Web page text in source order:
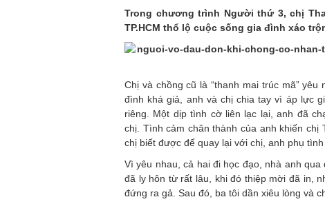
Trong chương trình Người thứ 3, chị
TP.HCM thổ lộ cuộc sống gia đình xáo
Chị và chồng cũ là “thanh mai trúc mã”
đình khá giả, anh và chị chia tay vì áp lực
riêng. Một dịp tình cờ liên lạc lại, anh đã
chị. Tình cảm chân thành của anh khiến chị
chị biết được để quay lại với chị, anh phụ
Vì yêu nhau, cả hai đi học đạo, nhà anh
đã ly hôn từ rất lâu, khi đó thiệp mời đã in,
đứng ra gả. Sau đó, ba tôi dần xiêu lòng và